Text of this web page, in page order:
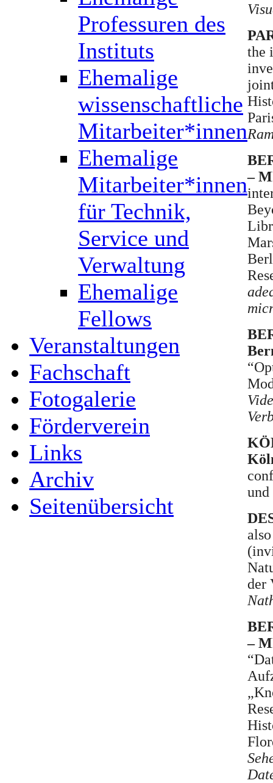
Professuren des
Instituts
Ehemalige
wissenschaftliche
Mitarbeiter*innen
Ehemalige
Mitarbeiter*innen
für Technik,
Service und
Verwaltung
Ehemalige
Fellows
Veranstaltungen
Fachschaft
Fotogalerie
Förderverein
Links
Archiv
Seitenübersicht
the
–
der
–